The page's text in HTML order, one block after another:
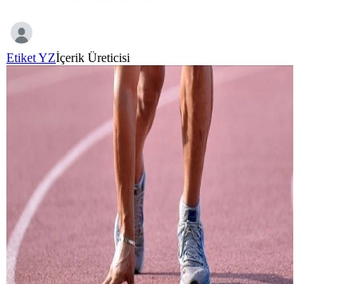
Etiket YZİçerik Üreticisi